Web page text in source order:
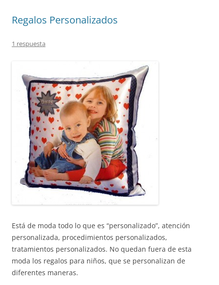
Regalos Personalizados
1 respuesta
Está de moda todo lo que es “personalizado”, atención
personalizada, procedimientos personalizados,
tratamientos personalizados. No quedan fuera de esta
moda los regalos para niños, que se personalizan de
diferentes maneras.